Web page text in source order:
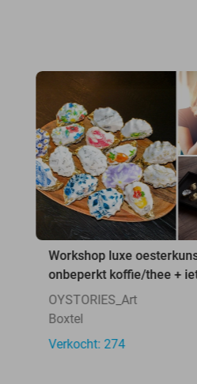
Workshop luxe
onbeperkt koffie/thee +
OYSTORIES_Art
Boxtel
Verkocht: 274